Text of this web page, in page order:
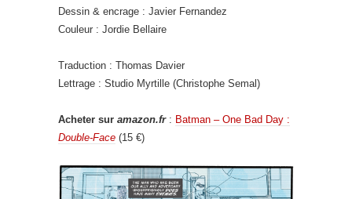
Dessin & encrage : Javier Fernandez
Couleur : Jordie Bellaire
Traduction : Thomas Davier
Lettrage : Studio Myrtille (Christophe Semal)
Acheter sur amazon.fr: Batman – One Bad Day :
Double-Face (15 €)